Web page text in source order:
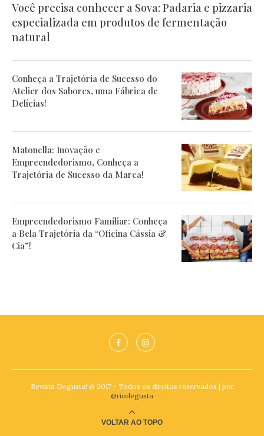
Você precisa conhecer a Sova: Padaria e pizzaria
especializada em produtos de fermentação
natural
Conheça a Trajetória de Sucesso do
Atelier dos Sabores, uma Fábrica de
Delícias!
Matonella: Inovação e
Empreendedorismo, Conheça a
Trajetória de Sucesso da Marca!
Empreendedorismo Familiar: Conheça
a Bela Trajetória da “Oficina Cássia &
Cia”!
Revista Degusta! @ 2017 - Todos os direitos reservados | por
@riodegusta
VOLTAR AO TOPO